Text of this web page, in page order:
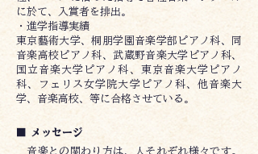
に於て、入賞者を排出。
・進学指導実績
東京藝術大学、桐朋学園音楽学部ピアノ科、同
音楽高校ピアノ科、武蔵野音楽大学ピアノ科、
国立音楽大学ピアノ科、東京音楽大学ピアノ
科、フェリス女学院大学ピアノ科、他音楽大
学、音楽高校、等に合格させている。
■ メッセージ
音楽との関わり方は、人それぞれ様々です。